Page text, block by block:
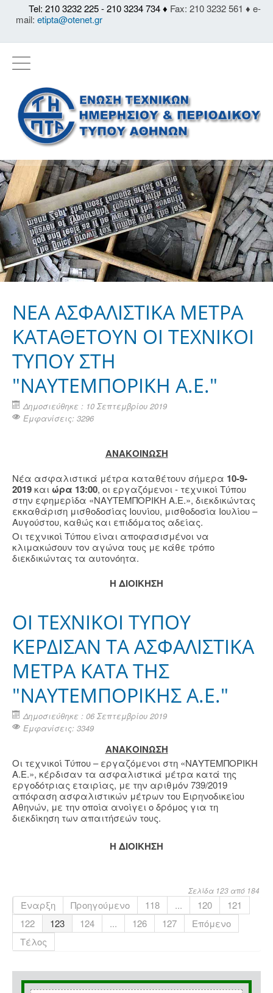
Tel: 210 3232 225 - 210 3234 734 ♦ Fax: 210 3232 561 ♦ e-
mail: etipta@otenet.gr
ΝΕΑ ΑΣΦΑΛΙΣΤΙΚΑ ΜΕΤΡΑ
ΚΑΤΑΘΕΤΟΥΝ ΟΙ ΤΕΧΝΙΚΟΙ
ΤΥΠΟΥ ΣΤΗ
"ΝΑΥΤΕΜΠΟΡΙΚΗ Α.Ε."
Δημοσιεύθηκε : 10 Σεπτεμβρίου 2019
Εμφανίσεις: 3296
ΑΝΑΚΟΙΝΩΣΗ
Νέα ασφαλιστικά μέτρα καταθέτουν σήμερα 10-9-
2019και ώρα 13:00, οι εργαζόμενοι - τεχνικοί Τύπου
στην εφημερίδα «ΝΑΥΤΕΜΠΟΡΙΚΗ Α.Ε.», διεκδικώντας
εκκαθάριση μισθοδοσίας Ιουνίου, μισθοδοσία Ιουλίου –
Αυγούστου, καθώς και επιδόματος αδείας.
Οι τεχνικοί Τύπου είναι αποφασισμένοι να
κλιμακώσουν τον αγώνα τους με κάθε τρόπο
διεκδικώντας τα αυτονόητα.
Η ΔΙΟΙΚΗΣΗ
ΟΙ ΤΕΧΝΙΚΟΙ ΤΥΠΟΥ
ΚΕΡΔΙΣΑΝ ΤΑ ΑΣΦΑΛΙΣΤΙΚΑ
ΜΕΤΡΑ ΚΑΤΑ ΤΗΣ
"ΝΑΥΤΕΜΠΟΡΙΚΗΣ Α.Ε."
Δημοσιεύθηκε : 06 Σεπτεμβρίου 2019
Εμφανίσεις: 3349
ΑΝΑΚΟΙΝΩΣΗ
Οι τεχνικοί Τύπου – εργαζόμενοι στη «ΝΑΥΤΕΜΠΟΡΙΚΗ
Α.Ε.», κέρδισαν τα ασφαλιστικά μέτρα κατά της
εργοδότριας εταιρίας, με την αριθμόν 739/2019
απόφαση ασφαλιστικών μέτρων του Ειρηνοδικείου
Αθηνών, με την οποία ανοίγει ο δρόμος για τη
διεκδίκηση των απαιτήσεών τους.
Η ΔΙΟΙΚΗΣΗ
Σελίδα 123 από 184
Έναρξη Προηγούμενο 118 ... 120
121
122
123 124 ... 126 127
Επόμενο
Τέλος